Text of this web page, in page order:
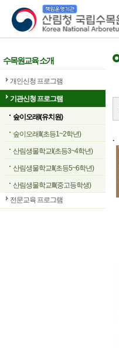
산림청 국립수목원
수목원교육 소개
개인신청 프로그램
기관신청 프로그램
숲이오래I(유치원)
숲이오래II(초등1~2학년)
산림생물학교I(초등3~4학년)
산림생물학교II(초등5~6학년)
산림생물학교III(중고등학생)
전문교육 프로그램
.